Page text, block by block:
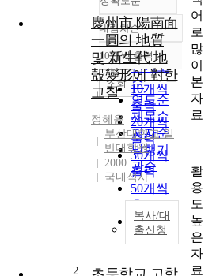
정확도
순
인기도
순
연도순
제목순
저자순
발행기
관순
내림차순
내림차순
10개씩 출력
10개씩
출력
20개씩
출력
30개씩
출력
50개씩
출력
100개씩
출력
조회
慶州市 陽南面
一圓의 地質
및 新生代 地
殼變形에 對한
고찰
정혜윤
부산대학교 일
반대학원
2000
국내석사
복사/대
출신청
2
어
로
많
이
본
자
료
활
용
도
높
은
자
료